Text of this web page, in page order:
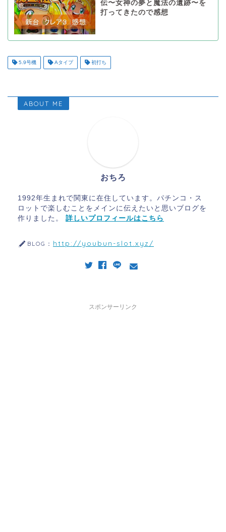
伝〜女神の夢と魔法の遺跡〜を
打ってきたので感想
5.9号機 Aタイプ 初打ち
ABOUT ME
おちろ
1992年生まれで関東に在住しています。パチンコ・ス
ロットで楽しむことをメインに伝えたいと思いブログを
作りました。 詳しいプロフィールはこちら
BLOG： http://youbun-slot.xyz/
スポンサーリンク